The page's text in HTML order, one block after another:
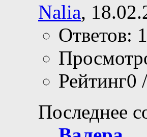
Nalia,
Ответов: 1
Рейтинг0
Последнее